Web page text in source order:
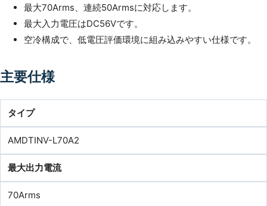
最大70Arms、連続50Armsに対応します。
最大入力電圧はDC56Vです。
空冷構成で、低電圧評価環境に組み込みやすい仕様です。
主要仕様
タイプ
AMDTINV-L70A2
最大出力電流
70Arms